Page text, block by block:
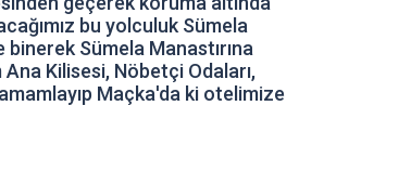
bu yolculuk Sümela
Sümela Manastırına
Kilisesi, Nöbetçi Odaları,
Maçka'da ki otelimize